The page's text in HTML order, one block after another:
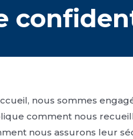
nous sommes
comment nous
nous assurons leur